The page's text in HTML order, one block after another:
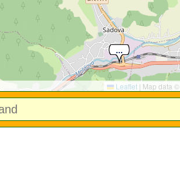
Leaflet | Map data ©